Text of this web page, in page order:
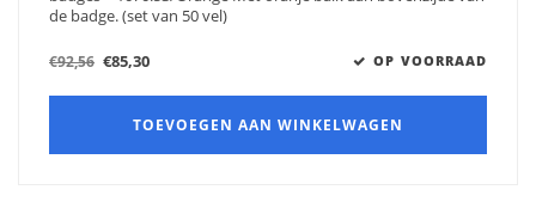
de badge. (set van 50 vel)
€92,56 €85,30 OP VOORRAAD
TOEVOEGEN AAN WINKELWAGEN